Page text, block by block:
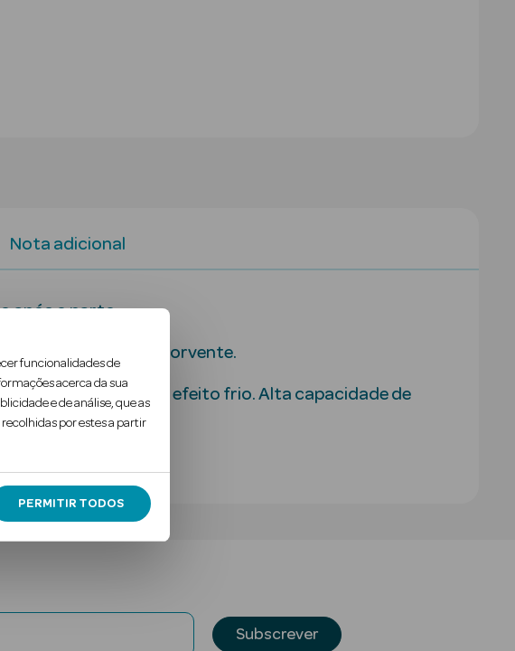
funcionalidades de
acerca da sua
e de análise, que as
por estes a partir
PERMITIR TODOS
Nota adicional
após o parto.
+ uma camada absorvente.
para ativar o efeito frio. Alta capacidade de
Subscrever